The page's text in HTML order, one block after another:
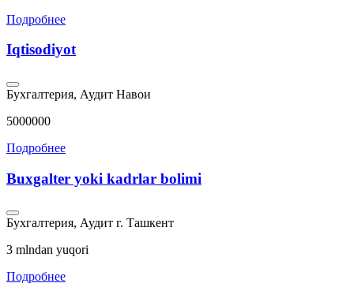
Подробнее
Iqtisodiyot
Бухгалтерия, Аудит Навои
5000000
Подробнее
Buxgalter yoki kadrlar bolimi
Бухгалтерия, Аудит г. Ташкент
3 mlndan yuqori
Подробнее